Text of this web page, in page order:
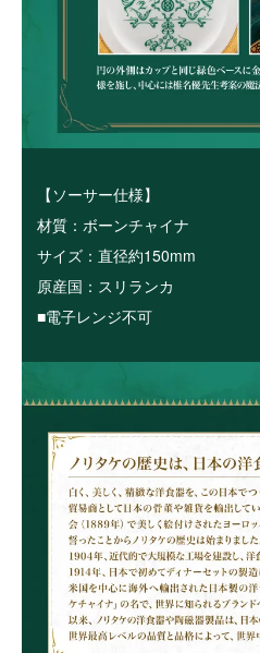
【ソーサー仕様】
材質：ボーンチャイナ
サイズ：直径約150mm
原産国：スリランカ
■電子レンジ不可